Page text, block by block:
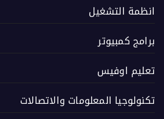
انظمة التشغيل
برامج كمبيوتر
تعليم اوفيس
تكنولوجيا المعلومات والاتصالات